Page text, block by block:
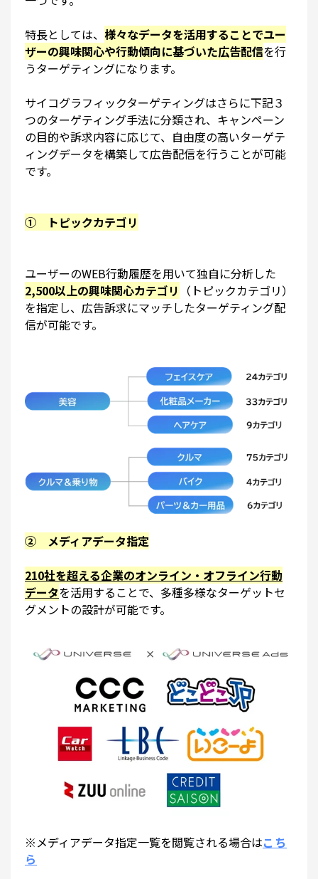
特長としては、 様々なデータを活用することでユー
ザーの興味関心や行動傾向に基づいた広告配信を行
うターゲティングになります。
サイコグラフィックターゲティングはさらに下記３
つのターゲティング手法に分類され、キャンペーン
の目的や訴求内容に応じて、自由度の高いターゲテ
ィングデータを構築して広告配信を行うことが可能
です。
① トピックカテゴリ
ユーザーのWEB行動履歴を用いて独自に分析した
2,500以上の興味関心カテゴリ （トピックカテゴリ）
を指定し、広告訴求にマッチしたターゲティング配
信が可能です。
② メディアデータ指定
210社を超える企業のオンライン・オフライン行動
データを活用することで、多種多様なターゲットセ
グメントの設計が可能です。
※メディアデータ指定一覧を閲覧される場合はこち
ら